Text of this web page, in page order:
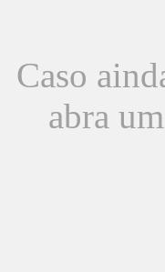
Caso
abra